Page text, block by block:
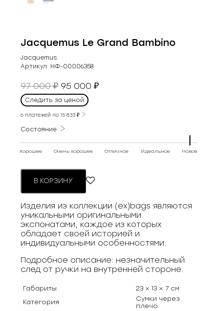
Jacquemus Le Grand Bambino
Jacquemus
Артикул: НФ-00006358
97 000₽ Первоначальная
цена
составляла
97
000 ₽.
95 000₽Текущая
Следить за ценой
6 платежей по15 833₽
Состояние
Хорошее Очень хорошее Отличное Идеальное Новое
В КОРЗИНУ
Изделия из коллекции (ex)bags являются
уникальными оригинальными
экспонатами, каждое из которых
обладает своей историей и
индивидуальными особенностями.
Подробное описание: незначительный
след от ручки на внутренней стороне.
Габариты
23 × 13 × 7 см
Категория
Сумки через
плечо